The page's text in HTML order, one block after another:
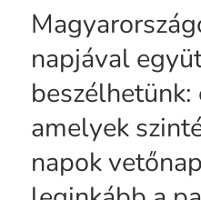
napjával
amelyek
napok